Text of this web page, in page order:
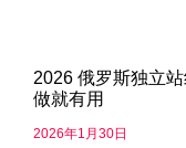
2026 俄罗斯独立
做就有用
2026年1月30日